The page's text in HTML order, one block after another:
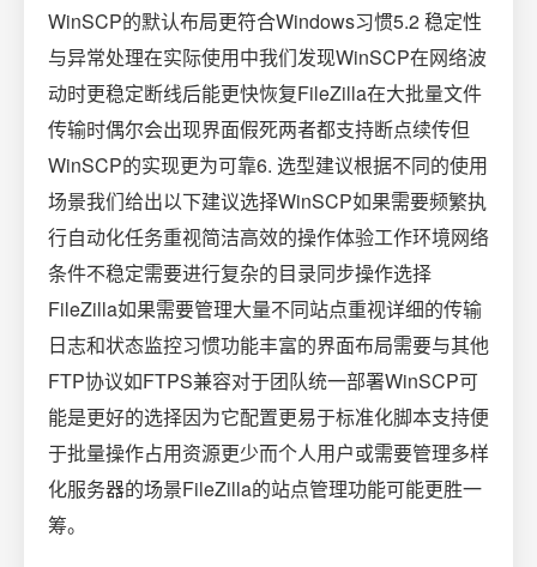
WinSCP的默认布局更符合Windows习惯5.2 稳定性
与异常处理在实际使用中我们发现WinSCP在网络波
动时更稳定断线后能更快恢复FileZilla在大批量文件
传输时偶尔会出现界面假死两者都支持断点续传但
WinSCP的实现更为可靠6. 选型建议根据不同的使用
场景我们给出以下建议选择WinSCP如果需要频繁执
行自动化任务重视简洁高效的操作体验工作环境网络
条件不稳定需要进行复杂的目录同步操作选择
FileZilla如果需要管理大量不同站点重视详细的传输
日志和状态监控习惯功能丰富的界面布局需要与其他
FTP协议如FTPS兼容对于团队统一部署WinSCP可
能是更好的选择因为它配置更易于标准化脚本支持便
于批量操作占用资源更少而个人用户或需要管理多样
化服务器的场景FileZilla的站点管理功能可能更胜一
筹。